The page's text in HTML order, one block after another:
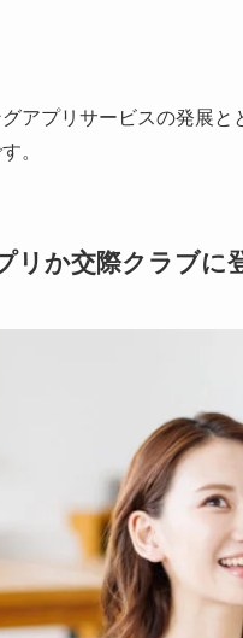
アプリサービスの発展
。
リか交際クラブに